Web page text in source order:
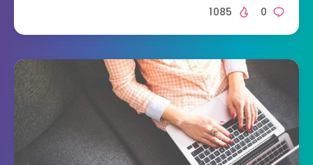
0
1085